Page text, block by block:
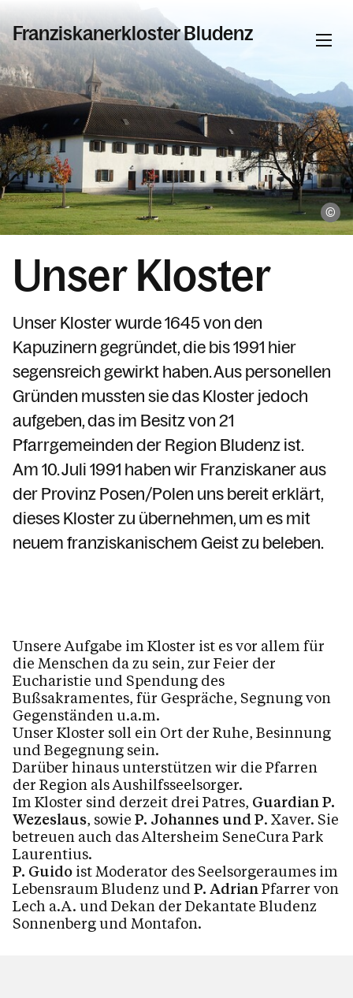
Franziskanerkloster Bludenz
Informationen
Start
Aktuelles
Gottesdienste
Rosenkranz
Wir über uns
Unsere Provinz
Kalender
Personen
Kontakt
Unser Kloster
Unser Kloster wurde 1645 von den
Kapuzinern gegründet, die bis 1991 hier
segensreich gewirkt haben. Aus personellen
Gründen mussten sie das Kloster jedoch
aufgeben, das im Besitz von 21
Pfarrgemeinden der Region Bludenz ist.
Am 10. Juli 1991 haben wir Franziskaner aus
der Provinz Posen/Polen uns bereit erklärt,
dieses Kloster zu übernehmen, um es mit
neuem franziskanischem Geist zu beleben.
Unsere Aufgabe im Kloster ist es vor allem für
die Menschen da zu sein, zur Feier der
Eucharistie und Spendung des
Bußsakramentes, für Gespräche, Segnung von
Gegenständen u.a.m.
Unser Kloster soll ein Ort der Ruhe, Besinnung
und Begegnung sein.
Darüber hinaus unterstützen wir die Pfarren
der Region als Aushilfsseelsorger.
Im Kloster sind derzeit drei Patres, Guardian P.
Wezeslaus, sowie P. Johannes und P. Xaver. Sie
betreuen auch das Altersheim SeneCura Park
Laurentius.
P. Guido ist Moderator des Seelsorgeraumes im
Lebensraum Bludenz undP. AdrianPfarrer von
Lech a.A. und Dekan der Dekantate Bludenz
Sonnenberg und Montafon.